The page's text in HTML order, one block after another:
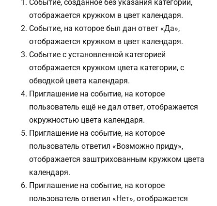
Событие, созданное без указания категории,
отображается кружком в цвет календаря.
Событие, на которое был дан ответ «Да»,
отображается кружком в цвет календаря.
Событие с установленной категорией
отображается кружком цвета категории, с
обводкой цвета календаря.
Приглашение на событие, на которое
пользователь ещё не дал ответ, отображается
окружностью цвета календаря.
Приглашение на событие, на которое
пользователь ответил «Возможно приду»,
отображается заштрихованным кружком цвета
календаря.
Приглашение на событие, на которое
пользователь ответил «Нет», отображается